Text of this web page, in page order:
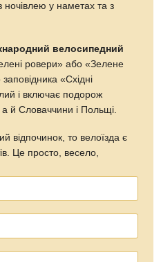
ночівлею у наметах та з
велосипедний
ровери» або «Зелене
«Східні
і включає подорож
й Словаччини і Польщі.
відпочинок, то велоїзда є
Це просто, весело,